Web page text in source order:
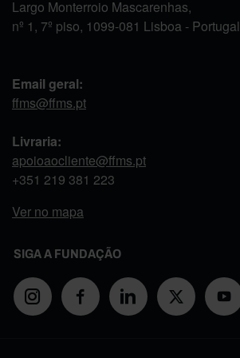
Largo Monterroio Mascarenhas,
nº 1, 7º piso, 1099-081 Lisboa - Portugal
Email geral:
ffms@ffms.pt
Livraria:
apoioaocliente@ffms.pt
+351 219 381 223
Ver no mapa
SIGA A FUNDAÇÃO